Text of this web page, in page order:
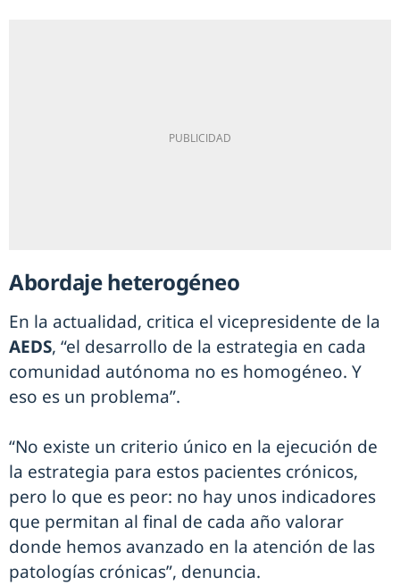
Abordaje heterogéneo
En la actualidad, critica el vicepresidente de la
AEDS, “el desarrollo de la estrategia en cada
comunidad autónoma no es homogéneo. Y
eso es un problema”.
“No existe un criterio único en la ejecución de
la estrategia para estos pacientes crónicos,
pero lo que es peor: no hay unos indicadores
que permitan al final de cada año valorar
donde hemos avanzado en la atención de las
patologías crónicas”, denuncia.